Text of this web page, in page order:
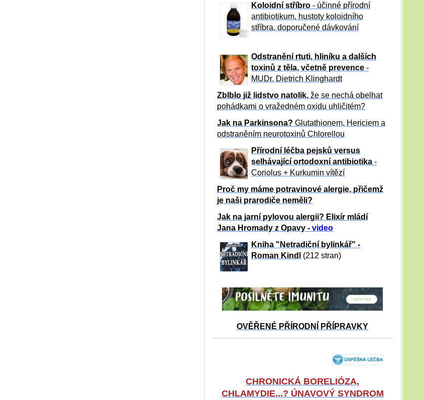
Koloidní stříbro- účinné přírodní
antibiotikum, hustoty koloidního
stříbra, doporučené dávkování
Odstranění rtuti, hliníku a dalších
toxinů z těla, včetně prevence -
MUDr. Dietrich Klinghardt
Zblblo již lidstvo natolik, že se nechá obelhat
pohádkami o vražedném oxidu uhličitém?
Jak na Parkinsona? Glutathionem, Hericiem a
odstraněním neurotoxinů Chlorellou
Přírodní léčba pejsků versus
selhávající ortodoxní antibiotika -
Coriolus + Kurkumin vítězí
Proč my máme potravinové alergie, přičemž
je naši prarodiče neměli?
Jak na jarní pylovou alergii? Elixír mládí
Jana Hromady z Opavy - video
Kniha "Netradiční bylinkář" -
Roman Kindl
(212 stran)
OVĚŘENÉ PŘÍRODNÍ PŘÍPRAVKY
CHRONICKÁ BORELIÓZA,
CHLAMYDIE...? ÚNAVOVÝ SYNDROM